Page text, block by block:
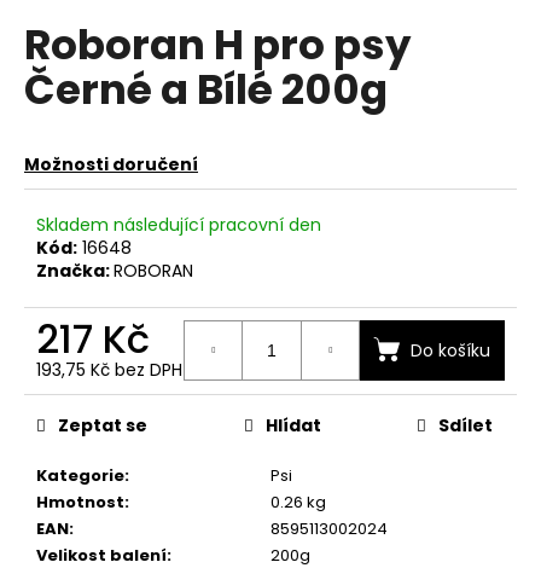
produktu
je
0,0
z
Roboran H pro psy
Černé a Bílé 200g
Možnosti doručení
Skladem následující pracovní den
Kód: 16648
Značka:ROBORAN
217 Kč
193,75 Kč bez DPH
Měrná
cena:
Do košíku
Kategorie:
Psi
Hmotnost:
0.26 kg
EAN:
8595113002024
Velikost balení: 200g
Zeptat se Hlídat Sdílet
a
j
í
?
D
o
p
o
u
č